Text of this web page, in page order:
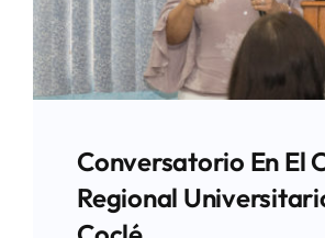
Conversatorio En El
Regional